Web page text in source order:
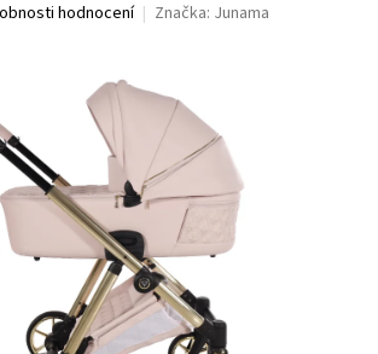
hodnocení Značka: Junama